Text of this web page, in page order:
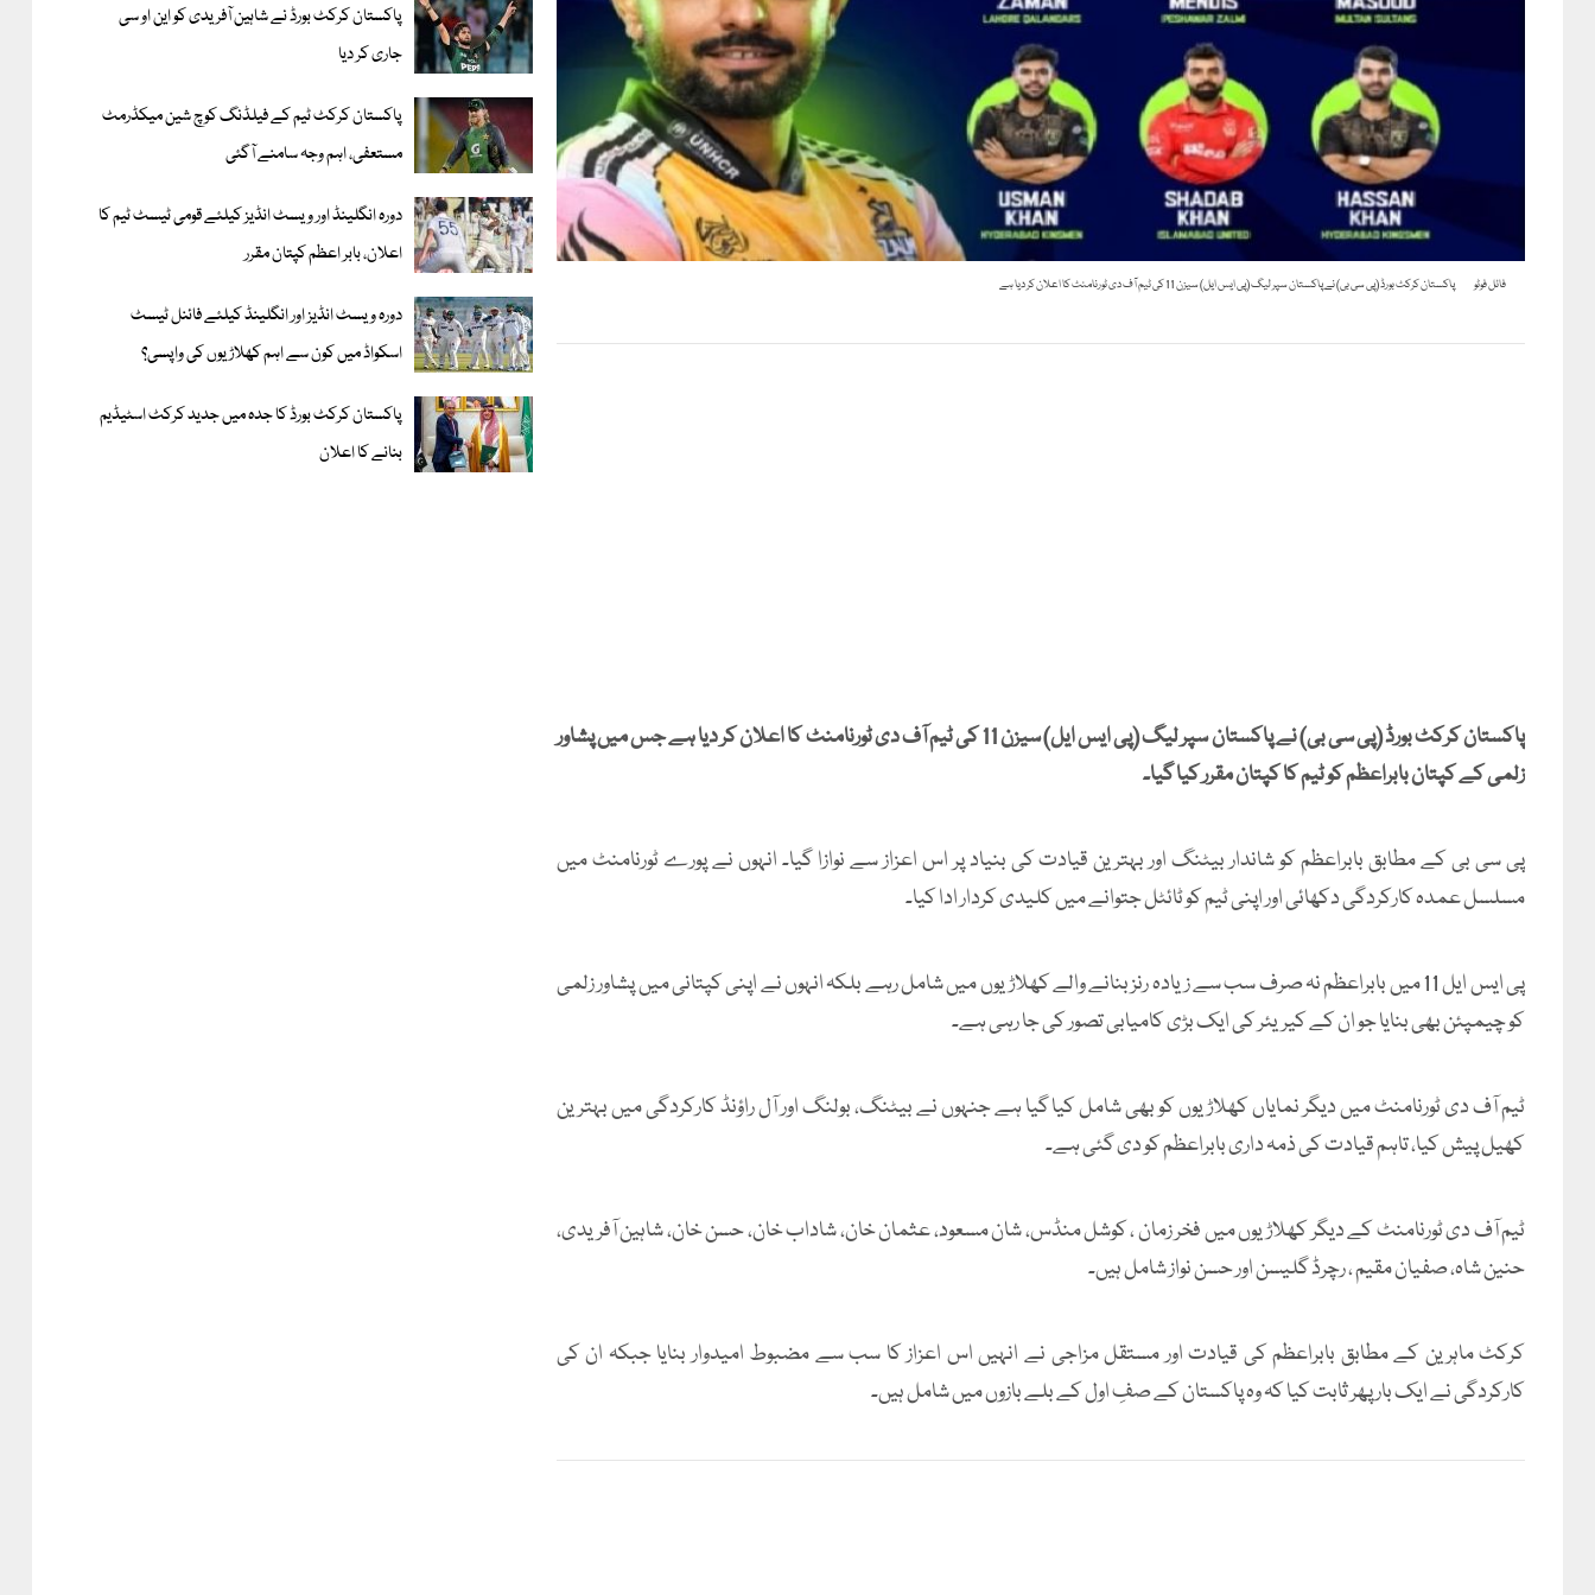
فائل فوٹو پاکستان کرکٹ بورڈ (پی سی بی) نے پاکستان سپر لیگ (پی ایس ایل) سیزن 11 کی ٹیم آف دی ٹورنامنٹ کا اعلان کر دیا ہے
پاکستان کرکٹ بورڈ (پی سی بی) نے پاکستان سپر لیگ (پی ایس ایل) سیزن 11 کی ٹیم آف دی ٹورنامنٹ کا اعلان کر دیا ہے جس میں پشاور
زلمی کے کپتان بابراعظم کو ٹیم کا کپتان مقرر کیا گیا۔
پی سی بی کے مطابق بابراعظم کو شاندار بیٹنگ اور بہترین قیادت کی بنیاد پر اس اعزاز سے نوازا گیا۔ انہوں نے پورے ٹورنامنٹ میں
مسلسل عمدہ کارکردگی دکھائی اور اپنی ٹیم کو ٹائٹل جتوانے میں کلیدی کردار ادا کیا۔
پی ایس ایل 11 میں بابراعظم نہ صرف سب سے زیادہ رنز بنانے والے کھلاڑیوں میں شامل رہے بلکہ انہوں نے اپنی کپتانی میں پشاور زلمی
کو چیمپئن بھی بنایا جو ان کے کیریئر کی ایک بڑی کامیابی تصور کی جا رہی ہے۔
ٹیم آف دی ٹورنامنٹ میں دیگر نمایاں کھلاڑیوں کو بھی شامل کیا گیا ہے جنہوں نے بیٹنگ، بولنگ اور آل راؤنڈ کارکردگی میں بہترین
کھیل پیش کیا، تاہم قیادت کی ذمہ داری بابراعظم کو دی گئی ہے۔
ٹیم آف دی ٹورنامنٹ کے دیگر کھلاڑیوں میں فخر زمان ، کوشل منڈس، شان مسعود، عثمان خان، شاداب خان، حسن خان، شاہین آفریدی،
حنین شاہ، صفیان مقیم ، رچرڈ گلیسن اور حسن نواز شامل ہیں۔
کرکٹ ماہرین کے مطابق بابراعظم کی قیادت اور مستقل مزاجی نے انہیں اس اعزاز کا سب سے مضبوط امیدوار بنایا جبکہ ان کی
کارکردگی نے ایک بار پھر ثابت کیا کہ وہ پاکستان کے صفِ اول کے بلے بازوں میں شامل ہیں۔
پاکستان کرکٹ بورڈ نے شاہین آفریدی کو این او سی
جاری کر دیا
پاکستان کرکٹ ٹیم کے فیلڈنگ کوچ شین میکڈرمٹ
مستعفی، اہم وجہ سامنے آگئی
دورہ انگلینڈ اور ویسٹ انڈیز کیلئے قومی ٹیسٹ ٹیم کا
اعلان، بابر اعظم کپتان مقرر
دورہ ویسٹ انڈیز اور انگلینڈ کیلئے فائنل ٹیسٹ
اسکواڈ میں کون سے اہم کھلاڑیوں کی واپسی؟
پاکستان کرکٹ بورڈ کا جدہ میں جدید کرکٹ اسٹیڈیم
بنانے کا اعلان